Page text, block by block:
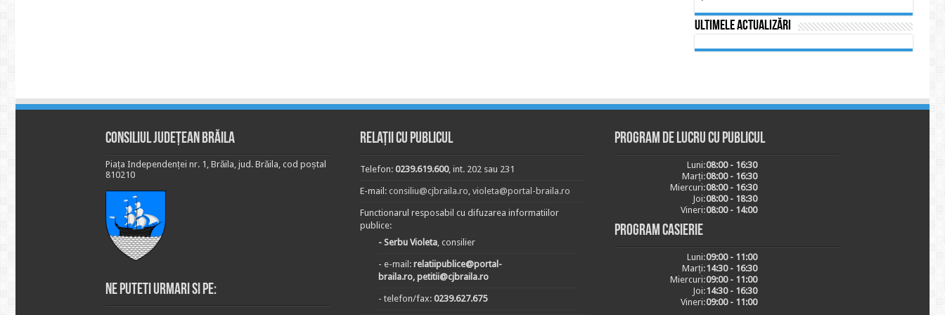
Ultimele actualizări
Consiliul Județean Brăila
Piața Independenței nr. 1, Brăila, jud. Brăila, cod poștal
810210
Ne puteti urmari si pe:
Relații cu publicul
Telefon: 0239.619.600, int. 202 sau 231
E-mail: consiliu@cjbraila.ro, violeta@portal-braila.ro
Functionarul resposabil cu difuzarea informatiilor
publice:
- Serbu Violeta, consilier
- e-mail: relatiipublice@portal-
braila.ro, petitii@cjbraila.ro
- telefon/fax: 0239.627.675
Program de lucru cu publicul
Luni:08:00 - 16:30
Marți:08:00 - 16:30
Miercuri:08:00 - 16:30
Joi:08:00 - 18:30
Vineri:08:00 - 14:00
Program casierie
Luni:09:00 - 11:00
Marți:14:30 - 16:30
Miercuri:09:00 - 11:00
Joi:14:30 - 16:30
Vineri:09:00 - 11:00